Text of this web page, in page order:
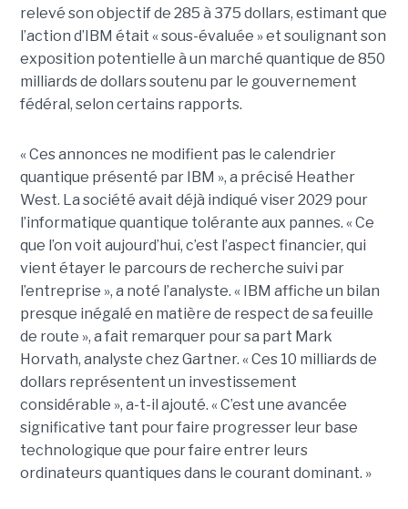
relevé son objectif de 285 à 375 dollars, estimant que
l’action d’IBM était « sous-évaluée » et soulignant son
exposition potentielle à un marché quantique de 850
milliards de dollars soutenu par le gouvernement
fédéral, selon certains rapports.
« Ces annonces ne modifient pas le calendrier
quantique présenté par IBM », a précisé Heather
West. La société avait déjà indiqué viser 2029 pour
l’informatique quantique tolérante aux pannes. « Ce
que l’on voit aujourd’hui, c’est l’aspect financier, qui
vient étayer le parcours de recherche suivi par
l’entreprise », a noté l’analyste. « IBM affiche un bilan
presque inégalé en matière de respect de sa feuille
de route », a fait remarquer pour sa part Mark
Horvath, analyste chez Gartner. « Ces 10 milliards de
dollars représentent un investissement
considérable », a-t-il ajouté. « C’est une avancée
significative tant pour faire progresser leur base
technologique que pour faire entrer leurs
ordinateurs quantiques dans le courant dominant. »